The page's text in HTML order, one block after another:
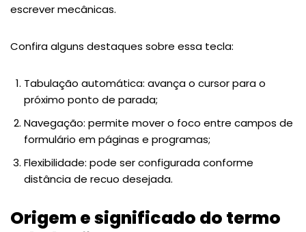
escrever mecânicas.
Confira alguns destaques sobre essa tecla:
Tabulação automática: avança o cursor para o
próximo ponto de parada;
Navegação: permite mover o foco entre campos de
formulário em páginas e programas;
Flexibilidade: pode ser configurada conforme
distância de recuo desejada.
Origem e significado do termo